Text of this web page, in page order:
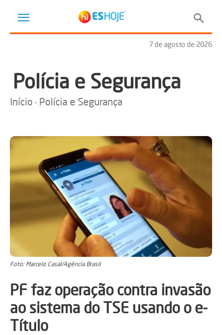
7 de agosto de 2026
Polícia e Segurança
Início Polícia e Segurança
Foto: Marcelo Casal/Agência Brasil
PF faz operação contra invasão
ao sistema do TSE usando o e-
Título